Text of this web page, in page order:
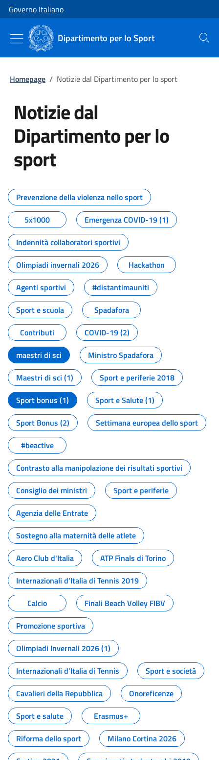
Vai al contenuto
Vai alla navigazione del sito
Governo Italiano
Dipartimento per lo Sport Cerca
Homepage / Notizie dal Dipartimento per lo sport
Notizie dal
Dipartimento per lo
sport
Tutti i contenuti della pagina
Prevenzione della violenza nello sport
5x1000
Emergenza COVID-19 (1)
Indennità collaboratori sportivi
Olimpiadi invernali 2026
Hackathon
Agenti sportivi
#distantimauniti
Sport e scuola
Spadafora
Contributi
COVID-19 (2)
maestri di sci
Ministro Spadafora
Maestri di sci (1)
Sport e periferie 2018
Sport bonus (1)
Sport e Salute (1)
Sport Bonus (2)
Settimana europea dello sport
#beactive
Contrasto alla manipolazione dei risultati sportivi
Consiglio dei ministri
Sport e periferie
Agenzia delle Entrate
Sostegno alla maternità delle atlete
Aero Club d'Italia
ATP Finals di Torino
Internazionali d'Italia di Tennis 2019
Calcio
Finali Beach Volley FIBV
Promozione sportiva
Olimpiadi Invernali 2026 (1)
Internazionali d'Italia di Tennis
Sport e società
Cavalieri della Repubblica
Onoreficenze
Sport e salute
Erasmus+
Riforma dello sport
Milano Cortina 2026